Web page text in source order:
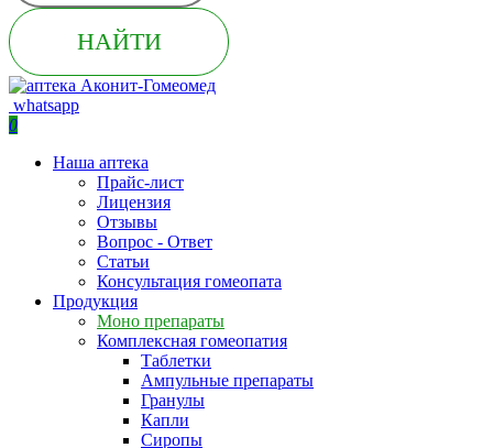
НАЙТИ
whatsapp
0
Наша аптека
Прайс-лист
Лицензия
Отзывы
Вопрос - Ответ
Статьи
Консультация гомеопата
Продукция
Моно препараты
Комплексная гомеопатия
Таблетки
Ампульные препараты
Гранулы
Капли
Сиропы